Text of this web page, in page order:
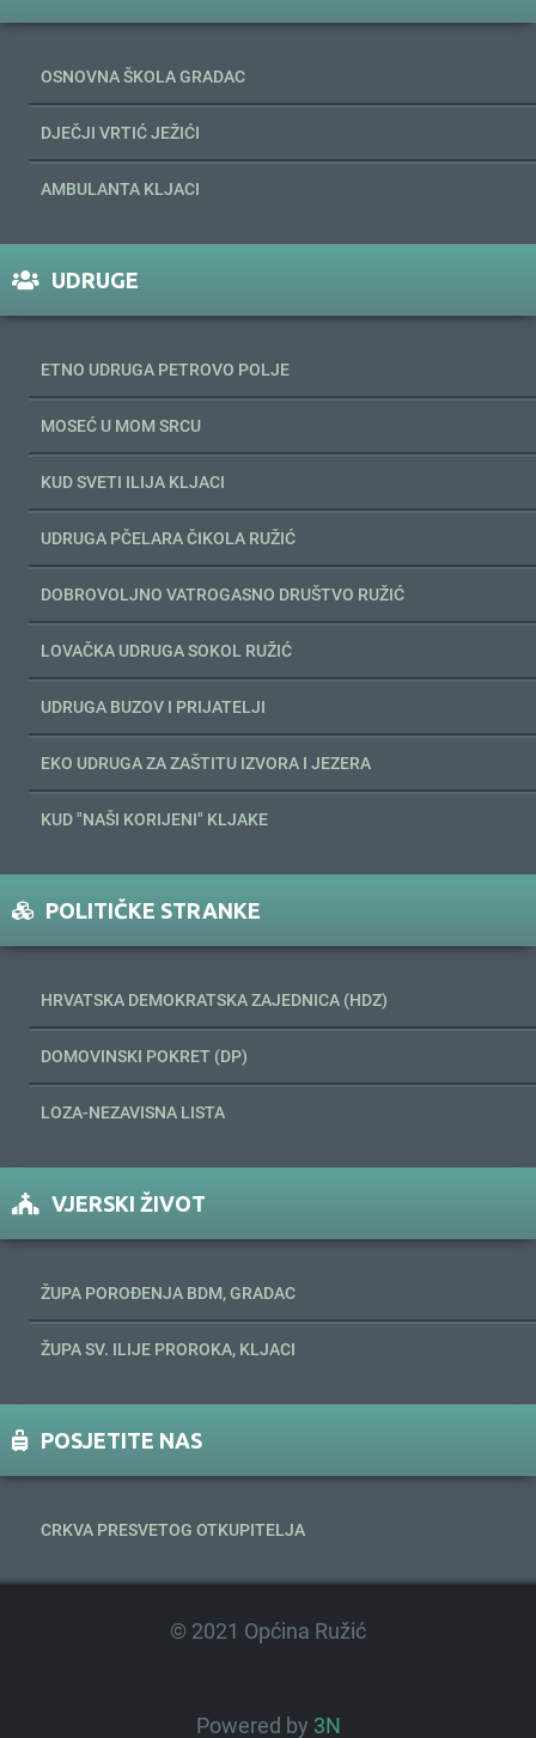
OSNOVNA ŠKOLA GRADAC
DJEČJI VRTIĆ JEŽIĆI
AMBULANTA KLJACI
UDRUGE
ETNO UDRUGA PETROVO POLJE
MOSEĆ U MOM SRCU
KUD SVETI ILIJA KLJACI
UDRUGA PČELARA ČIKOLA RUŽIĆ
DOBROVOLJNO VATROGASNO DRUŠTVO RUŽIĆ
LOVAČKA UDRUGA SOKOL RUŽIĆ
UDRUGA BUZOV I PRIJATELJI
EKO UDRUGA ZA ZAŠTITU IZVORA I JEZERA
KUD "NAŠI KORIJENI" KLJAKE
POLITIČKE STRANKE
HRVATSKA DEMOKRATSKA ZAJEDNICA (HDZ)
DOMOVINSKI POKRET (DP)
LOZA-NEZAVISNA LISTA
VJERSKI ŽIVOT
ŽUPA POROĐENJA BDM, GRADAC
ŽUPA SV. ILIJE PROROKA, KLJACI
POSJETITE NAS
CRKVA PRESVETOG OTKUPITELJA
© 2021 Općina Ružić
Powered by 3N